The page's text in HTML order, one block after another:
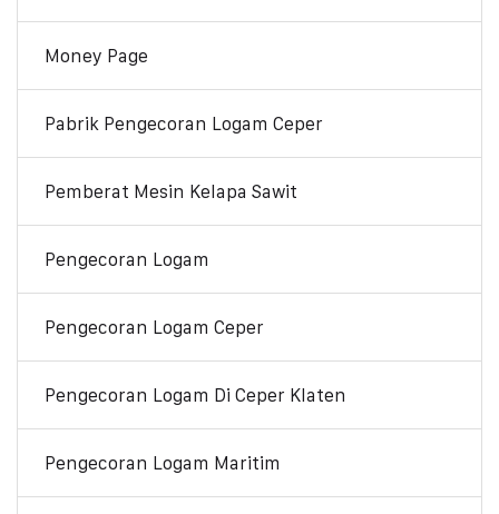
Money Page
Pabrik Pengecoran Logam Ceper
Pemberat Mesin Kelapa Sawit
Pengecoran Logam
Pengecoran Logam Ceper
Pengecoran Logam Di Ceper Klaten
Pengecoran Logam Maritim